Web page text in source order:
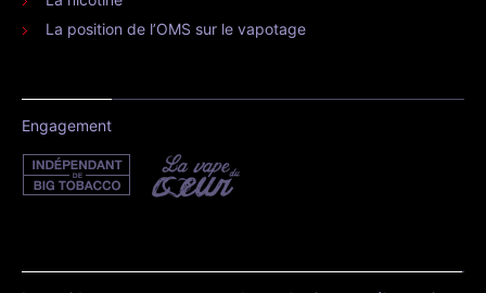
La position de l’OMS sur le vapotage
Engagement